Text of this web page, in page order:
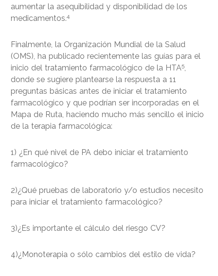
aumentar la asequibilidad y disponibilidad de los
medicamentos.4
Finalmente, la Organización Mundial de la Salud
(OMS), ha publicado recientemente las guías para el
inicio del tratamiento farmacológico de la HTA5,
donde se sugiere plantearse la respuesta a 11
preguntas básicas antes de iniciar el tratamiento
farmacológico y que podrían ser incorporadas en el
Mapa de Ruta, haciendo mucho más sencillo el inicio
de la terapia farmacológica:
1) ¿En qué nivel de PA debo iniciar el tratamiento
farmacológico?
2)¿Qué pruebas de laboratorio y/o estudios necesito
para iniciar el tratamiento farmacológico?
3)¿Es importante el cálculo del riesgo CV?
4)¿Monoterapia o sólo cambios del estilo de vida?